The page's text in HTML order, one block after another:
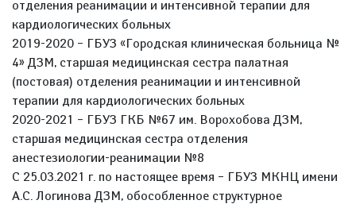
отделения реанимации и интенсивной терапии для
кардиологических больных
2019-2020 – ГБУЗ «Городская клиническая больница №
4» ДЗМ, старшая медицинская сестра палатная
(постовая) отделения реанимации и интенсивной
терапии для кардиологических больных
2020-2021 – ГБУЗ ГКБ №67 им. Ворохобова ДЗМ,
старшая медицинская сестра отделения
анестезиологии-реанимации №8
С 25.03.2021 г. по настоящее время – ГБУЗ МКНЦ имени
А.С. Логинова ДЗМ, обособленное структурное